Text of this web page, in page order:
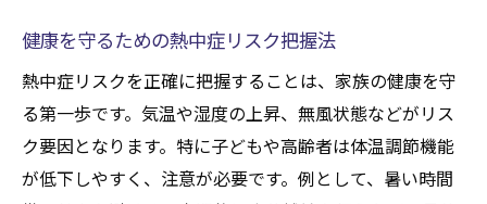
家族の健康を守る効果的な水分補給の方法
熱中症対策における健康的な飲み物の選び
方
健康障害を防ぐための水分管理のコツ
水分不足による健康リスクとその対策法
健康を守るための熱中症リスク把握法
熱中症リスクを正確に把握することは、家族の健康を守
る第一歩です。気温や湿度の上昇、無風状態などがリス
ク要因となります。特に子どもや高齢者は体温調節機能
が低下しやすく、注意が必要です。例として、暑い時間